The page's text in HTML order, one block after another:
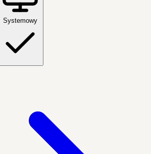
Systemowy